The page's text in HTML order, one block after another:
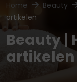
Home Beauty
artikelen
Beauty |
artikelen